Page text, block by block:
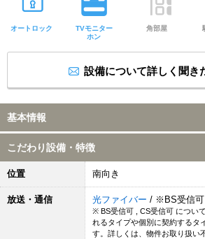
オートロック
TVモニター
ホン
角部屋
設備について詳しく聞き
基本情報
こだわり設備・特徴
位置 南向き
放送・通信 光ファイバー / ※BS受信
※ BS受信可 , CS受信可 につい
れるタイプや個別に契約するタ
す。詳しくは、物件お取り扱い